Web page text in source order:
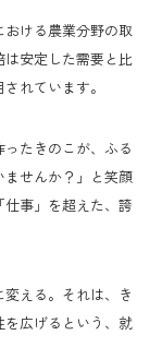
ける農業分野の取
安定した需要と比
れています。
たきのこが、ふる
せんか？」と笑顔
事」を超えた、誇
変える。それは、き
広げるという、就